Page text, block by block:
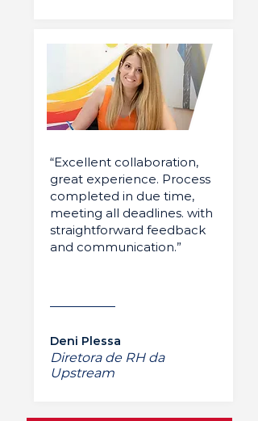
“Excellent collaboration,
great experience. Process
completed in due time,
meeting all deadlines. with
straightforward feedback
and communication.”
Deni Plessa
Diretora de RH da
Upstream